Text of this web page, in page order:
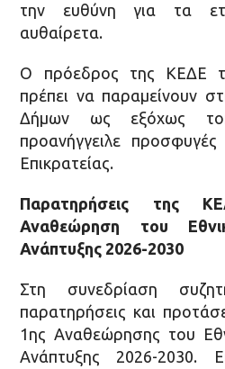
την ευθύνη για τα
αυθαίρετα.
Ο πρόεδρος της ΚΕΔΕ
πρέπει να παραμείνουν
Δήμων ως εξόχως
προανήγγειλε
Επικρατείας.
Παρατηρήσεις της
Αναθεώρηση του
Ανάπτυξης 2026-2030
Στη συνεδρίαση
παρατηρήσεις και
1ης Αναθεώρησης του
Ανάπτυξης 2026-2030.